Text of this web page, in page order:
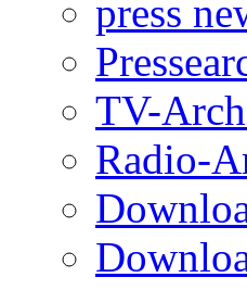
press
TV-
Radio-